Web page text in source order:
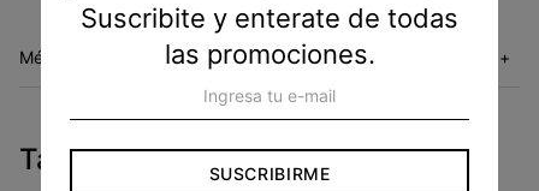
Métodos de envío +
Tambien te pueden interesar
Suscribite y enterate de todas
las promociones.
SUSCRIBIRME